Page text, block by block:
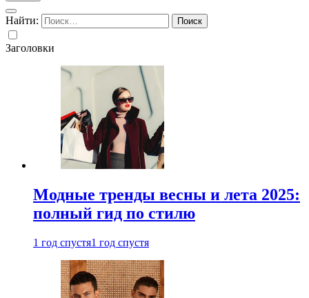
Найти:
Заголовки
Модные тренды весны и лета 2025:
полный гид по стилю
1 год спустя1 год спустя